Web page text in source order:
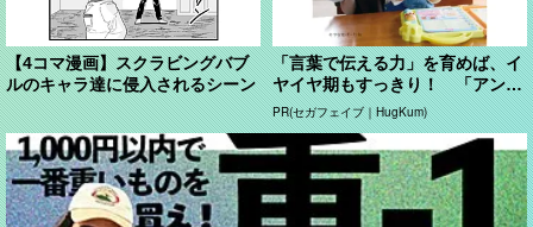
【4コマ漫画】スクラビングバブ
ルのキャラ達に侵入されるシーン
「言葉で伝える力」を育めば、イ
ヤイヤ期もすっきり！ 「アンパ
ンマン ことばずかん...
PR(セガフェイブ｜HugKum)